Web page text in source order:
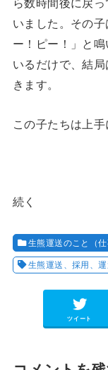
ら数時間後に戻
いました。その
ー！ピー！」と
いるだけで、結
きます。
この子たちは上
続く
生熊運送のこと（仕
生熊運送、採用、
ツイート